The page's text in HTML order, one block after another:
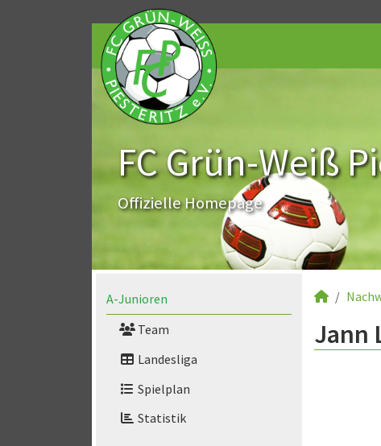
FC Grün-Weiß
Offizielle Homepage
A-Junioren
Team
Landesliga
Spielplan
Statistik
Jann